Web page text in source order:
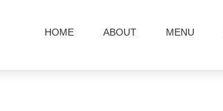
HOME ABOUT MENU